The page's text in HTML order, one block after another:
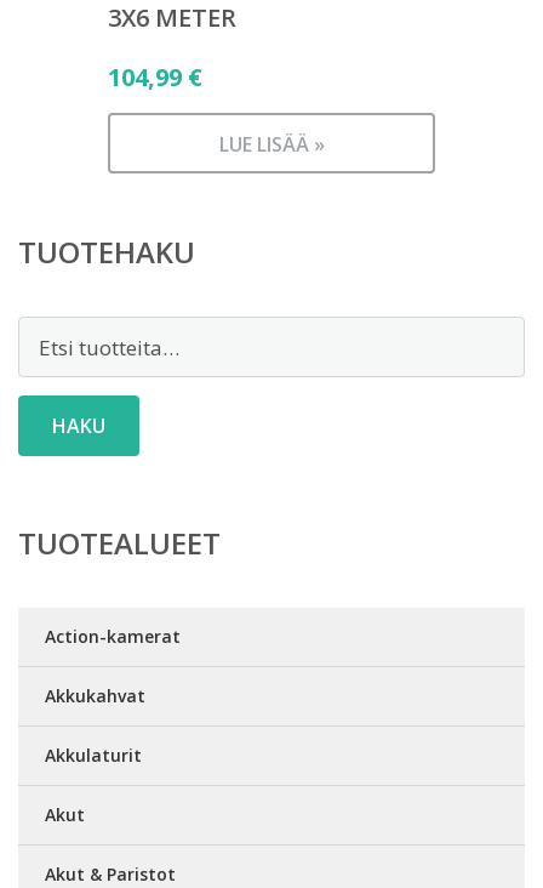
3X6 METER
104,99 €
LUE LISÄÄ »
TUOTEHAKU
HAKU
TUOTEALUEET
Action-kamerat
Akkukahvat
Akkulaturit
Akut
Akut & Paristot